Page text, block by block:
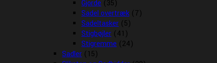
Gjorde (35)
Sadel overtræk (7)
Sadeltasker (5)
Stigbøjler (41)
Stigremme (24)
Sadler (15)